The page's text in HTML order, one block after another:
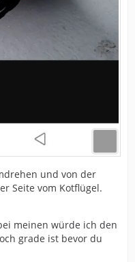
und von der
Seite vom Kotflügel.
meinen würde ich den
grade ist bevor du